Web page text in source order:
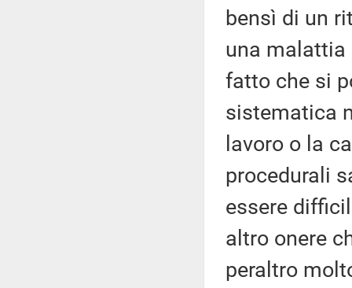
bensì di un
una malattia
fatto che si
sistematica
lavoro o la
procedurali
essere
altro onere
peraltro